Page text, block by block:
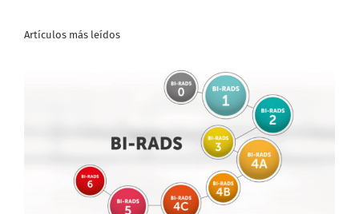
Artículos más leídos